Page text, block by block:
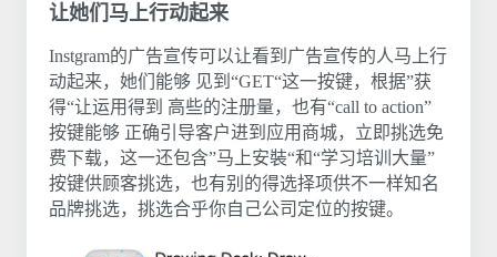
让她们马上行动起来
Instgram的广告宣传可以让看到广告宣传的人马上行
动起来，她们能够 见到“GET“这一按键，根据”获
得“让运用得到 高些的注册量，也有“call to action”
按键能够 正确引导客户进到应用商城，立即挑选免
费下载，这一还包含”马上安裝“和“学习培训大量”
按键供顾客挑选，也有别的得选择项供不一样知名
品牌挑选，挑选合乎你自己公司定位的按键。